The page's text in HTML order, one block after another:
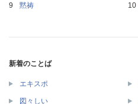
黙祷
新着のことば
エキスポ
図々しい